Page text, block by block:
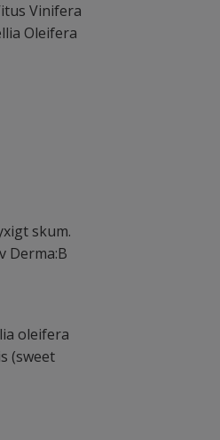
Vinifera
Oleifera
skum.
Derma:B
oleifera
(sweet